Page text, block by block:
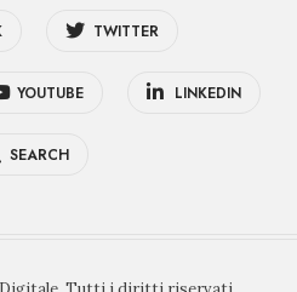
TWITTER
YOUTUBE LINKEDIN
SEARCH